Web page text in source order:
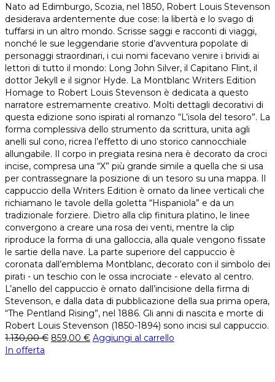
Nato ad Edimburgo, Scozia, nel 1850, Robert Louis Stevenson
desiderava ardentemente due cose: la libertà e lo svago di
tuffarsi in un altro mondo. Scrisse saggi e racconti di viaggi,
nonché le sue leggendarie storie d’avventura popolate di
personaggi straordinari, i cui nomi facevano venire i brividi ai
lettori di tutto il mondo: Long John Silver, il Capitano Flint, il
dottor Jekyll e il signor Hyde. La Montblanc Writers Edition
Homage to Robert Louis Stevenson è dedicata a questo
narratore estremamente creativo. Molti dettagli decorativi di
questa edizione sono ispirati al romanzo “L’isola del tesoro”. La
forma complessiva dello strumento da scrittura, unita agli
anelli sul cono, ricrea l’effetto di uno storico cannocchiale
allungabile. Il corpo in pregiata resina nera è decorato da croci
incise, compresa una “X” più grande simile a quella che si usa
per contrassegnare la posizione di un tesoro su una mappa. Il
cappuccio della Writers Edition è ornato da linee verticali che
richiamano le tavole della goletta “Hispaniola” e da un
tradizionale forziere. Dietro alla clip finitura platino, le linee
convergono a creare una rosa dei venti, mentre la clip
riproduce la forma di una galloccia, alla quale vengono fissate
le sartie della nave. La parte superiore del cappuccio è
coronata dall’emblema Montblanc, decorato con il simbolo dei
pirati - un teschio con le ossa incrociate - elevato al centro.
L’anello del cappuccio è ornato dall’incisione della firma di
Stevenson, e dalla data di pubblicazione della sua prima opera,
“The Pentland Rising”, nel 1886. Gli anni di nascita e morte di
Robert Louis Stevenson (1850-1894) sono incisi sul cappuccio.
1.130,00€ 859,00 € Aggiungi al carrello
In offerta